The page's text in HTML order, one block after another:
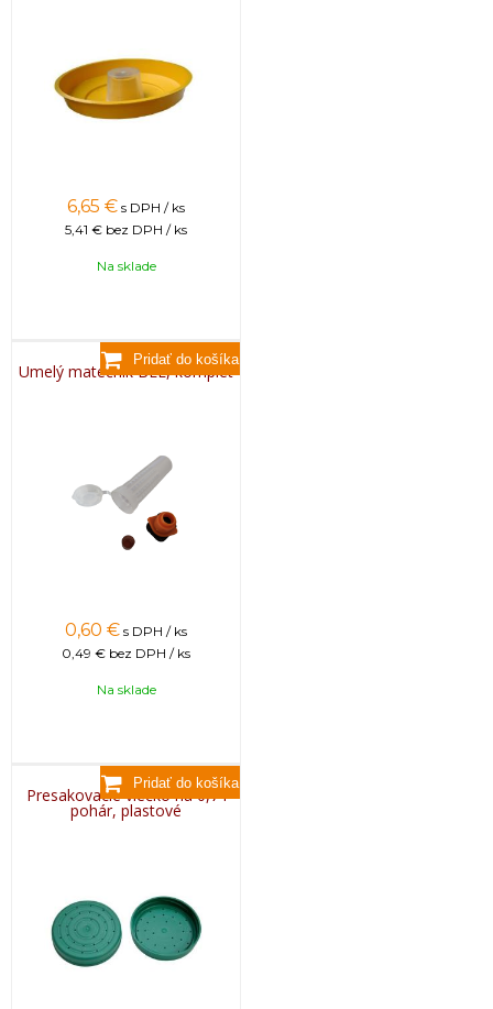
6,65 € s DPH / ks
5,41 € bez DPH / ks
Na sklade
Umelý matečník BEE, komplet
0,60 € s DPH / ks
0,49 € bez DPH / ks
Na sklade
Presakovacie viečko na 0,7 l
pohár, plastové